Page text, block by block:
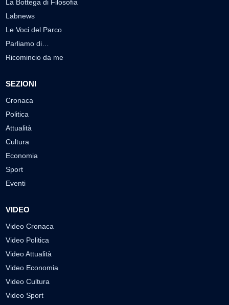
La Bottega di Filosofia
Labnews
Le Voci del Parco
Parliamo di…
Ricomincio da me
SEZIONI
Cronaca
Politica
Attualità
Cultura
Economia
Sport
Eventi
VIDEO
Video Cronaca
Video Politica
Video Attualità
Video Economia
Video Cultura
Video Sport